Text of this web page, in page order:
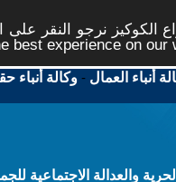
نرجو النقر
best experience on our
أنباء العمال -وكالة أنباء
والعدالة الاجتماعية